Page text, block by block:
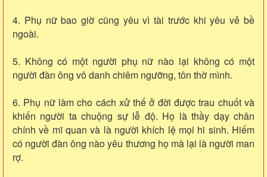
4. Phụ nữ bao giờ cũng yêu vì tài trước khi yêu vẻ bề
ngoài.
5. Không có một người phụ nữ nào lại không có một
người đàn ông vô danh chiêm ngưỡng, tôn thờ mình.
6. Phụ nữ làm cho cách xử thế ở đời được trau chuốt và
khiến người ta chuộng sự lễ độ. Họ là thầy dạy chân
chính về mĩ quan và là người khích lệ mọi hi sinh. Hiếm
có người đàn ông nào yêu thương họ mà lại là người man
rợ.